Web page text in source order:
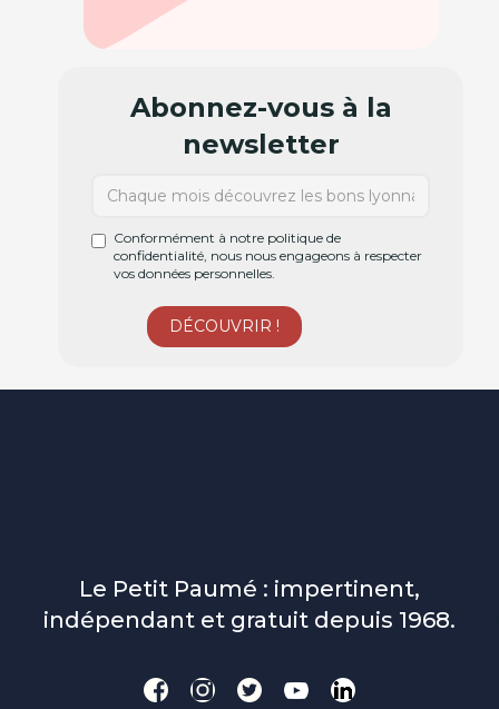
Abonnez-vous à la
newsletter
Conformément à notre politique de
confidentialité, nous nous engageons à respecter
vos données personnelles.
Le Petit Paumé : impertinent,
indépendant et gratuit depuis 1968.